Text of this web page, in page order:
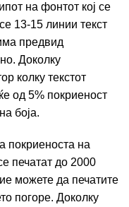
на фонтот кој се
13-15 линии текст
предвид
Доколку
колку текстот
од 5% покриеност
боја.
покриеноста на
печатат до 2000
можете да печатите
погоре. Доколку